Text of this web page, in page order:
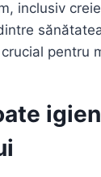
inclusiv
pentru